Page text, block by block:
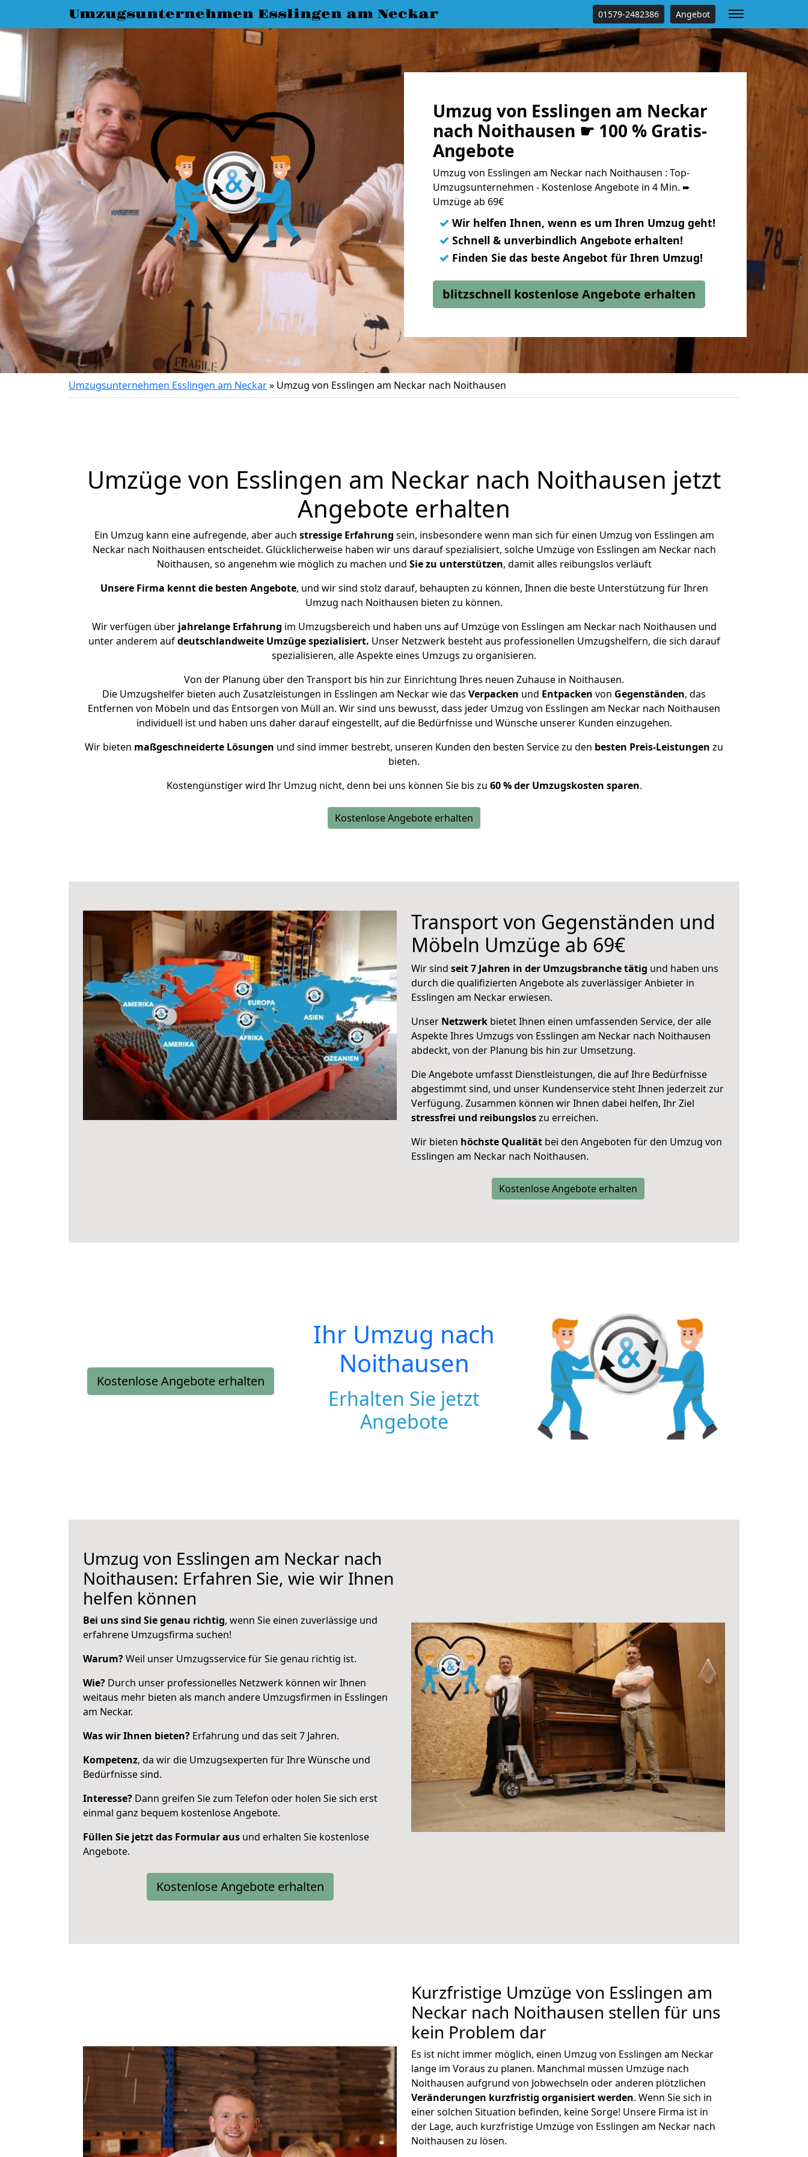
Umzugsunternehmen Esslingen am Neckar 01579-2482386 Angebot
Umzug von Esslingen am Neckar
nach Noithausen ☛ 100 % Gratis-
Angebote
Umzug von Esslingen am Neckar nach Noithausen : Top-
Umzugsunternehmen - Kostenlose Angebote in 4 Min. ➨
Umzüge ab 69€
✓ Wir helfen Ihnen, wenn es um Ihren Umzug geht!
✓ Schnell & unverbindlich Angebote erhalten!
✓ Finden Sie das beste Angebot für Ihren Umzug!
blitzschnell kostenlose Angebote erhalten
Umzugsunternehmen Esslingen am Neckar» Umzug von Esslingen am Neckar nach Noithausen
Umzüge von Esslingen am Neckar nach Noithausen jetzt
Angebote erhalten
Ein Umzug kann eine aufregende, aber auch stressige Erfahrung sein, insbesondere wenn man sich für einen Umzug von Esslingen am
Neckar nach Noithausen entscheidet. Glücklicherweise haben wir uns darauf spezialisiert, solche Umzüge von Esslingen am Neckar nach
Noithausen, so angenehm wie möglich zu machen und Sie zu unterstützen, damit alles reibungslos verläuft
Unsere Firma kennt die besten Angebote, und wir sind stolz darauf, behaupten zu können, Ihnen die beste Unterstützung für Ihren
Umzug nach Noithausen bieten zu können.
Wir verfügen überjahrelange Erfahrung im Umzugsbereich und haben uns auf Umzüge von Esslingen am Neckar nach Noithausen und
unter anderem aufdeutschlandweite Umzüge spezialisiert. Unser Netzwerk besteht aus professionellen Umzugshelfern, die sich darauf
spezialisieren, alle Aspekte eines Umzugs zu organisieren.
Von der Planung über den Transport bis hin zur Einrichtung Ihres neuen Zuhause in Noithausen.
Die Umzugshelfer bieten auch Zusatzleistungen in Esslingen am Neckar wie das Verpacken und Entpacken von Gegenständen, das
Entfernen von Möbeln und das Entsorgen von Müll an. Wir sind uns bewusst, dass jeder Umzug von Esslingen am Neckar nach Noithausen
individuell ist und haben uns daher darauf eingestellt, auf die Bedürfnisse und Wünsche unserer Kunden einzugehen.
Wir bieten maßgeschneiderte Lösungen und sind immer bestrebt, unseren Kunden den besten Service zu den besten Preis-Leistungen zu
bieten.
Kostengünstiger wird Ihr Umzug nicht, denn bei uns können Sie bis zu 60 % der Umzugskosten sparen.
Kostenlose Angebote erhalten
Transport von Gegenständen und
Möbeln Umzüge ab 69€
Wir sind seit 7 Jahren in der Umzugsbranche tätig und haben uns
durch die qualifizierten Angebote als zuverlässiger Anbieter in
Esslingen am Neckar erwiesen.
Unser Netzwerk bietet Ihnen einen umfassenden Service, der alle
Aspekte Ihres Umzugs von Esslingen am Neckar nach Noithausen
abdeckt, von der Planung bis hin zur Umsetzung.
Die Angebote umfasst Dienstleistungen, die auf Ihre Bedürfnisse
abgestimmt sind, und unser Kundenservice steht Ihnen jederzeit zur
Verfügung. Zusammen können wir Ihnen dabei helfen, Ihr Ziel
stressfrei und reibungsloszu erreichen.
Wir bieten höchste Qualität bei den Angeboten für den Umzug von
Esslingen am Neckar nach Noithausen.
Kostenlose Angebote erhalten
Kostenlose Angebote erhalten
Ihr Umzug nach
Noithausen
Erhalten Sie jetzt
Angebote
Umzug von Esslingen am Neckar nach
Noithausen: Erfahren Sie, wie wir Ihnen
helfen können
Bei uns sind Sie genau richtig, wenn Sie einen zuverlässige und
erfahrene Umzugsfirma suchen!
Warum?Weil unser Umzugsservice für Sie genau richtig ist.
Wie? Durch unser professionelles Netzwerk können wir Ihnen
weitaus mehr bieten als manch andere Umzugsfirmen in Esslingen
am Neckar.
Was wir Ihnen bieten? Erfahrung und das seit 7 Jahren.
Kompetenz, da wir die Umzugsexperten für Ihre Wünsche und
Bedürfnisse sind.
Interesse? Dann greifen Sie zum Telefon oder holen Sie sich erst
einmal ganz bequem kostenlose Angebote.
Füllen Sie jetzt das Formular aus und erhalten Sie kostenlose
Angebote.
Kostenlose Angebote erhalten
Kurzfristige Umzüge von Esslingen am
Neckar nach Noithausen stellen für uns
kein Problem dar
Es ist nicht immer möglich, einen Umzug von Esslingen am Neckar
lange im Voraus zu planen. Manchmal müssen Umzüge nach
Noithausen aufgrund von Jobwechseln oder anderen plötzlichen
Veränderungen kurzfristig organisiert werden. Wenn Sie sich in
einer solchen Situation befinden, keine Sorge! Unsere Firma ist in
der Lage, auch kurzfristige Umzüge von Esslingen am Neckar nach
Noithausen zu lösen.